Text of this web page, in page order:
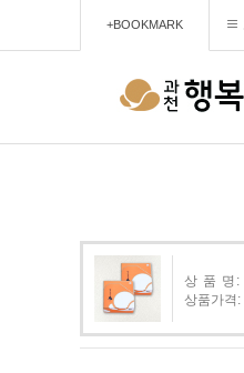
+BOOKMARK
상 품 명:
상품가격: